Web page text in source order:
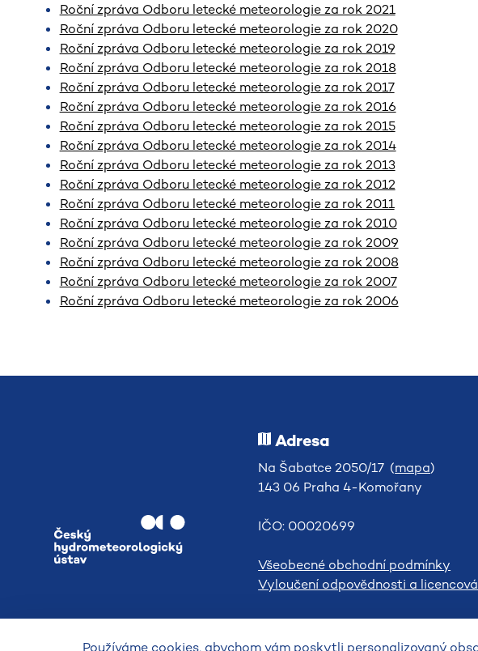
Roční zpráva Odboru letecké meteorologie za rok 2021
Roční zpráva Odboru letecké meteorologie za rok 2020
Roční zpráva Odboru letecké meteorologie za rok 2019
Roční zpráva Odboru letecké meteorologie za rok 2018
Roční zpráva Odboru letecké meteorologie za rok 2017
Roční zpráva Odboru letecké meteorologie za rok 2016
Roční zpráva Odboru letecké meteorologie za rok 2015
Roční zpráva Odboru letecké meteorologie za rok 2014
Roční zpráva Odboru letecké meteorologie za rok 2013
Roční zpráva Odboru letecké meteorologie za rok 2012
Roční zpráva Odboru letecké meteorologie za rok 2011
Roční zpráva Odboru letecké meteorologie za rok 2010
Roční zpráva Odboru letecké meteorologie za rok 2009
Roční zpráva Odboru letecké meteorologie za rok 2008
Roční zpráva Odboru letecké meteorologie za rok 2007
Roční zpráva Odboru letecké meteorologie za rok 2006
Adresa
Na Šabatce 2050/17 (mapa)
143 06 Praha 4-Komořany
IČO: 00020699
Všeobecné obchodní podmínky
Vyloučení odpovědnosti a
Používáme cookies, abychom vám poskytli personalizovaný